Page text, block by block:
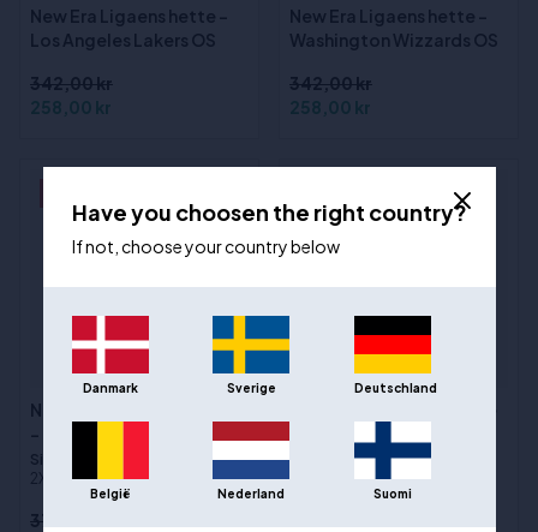
New Era Ligaens hette -
Los Angeles Lakers OS
342,00 kr
258,00 kr
New Era Ligaens hette -
Washington Wizzards OS
342,00 kr
258,00 kr
New Era NBA Regular Tee
- Phoenix Suns
Sizes
:XS / 164 cm, S, M, L, XL,
2XL
372,00 kr
:XS / 164 cm, S, M, L, XL,
Have you choosen the right country?
If not, choose your country below
Danmark Sverige Deutschland
België Nederland Suomi